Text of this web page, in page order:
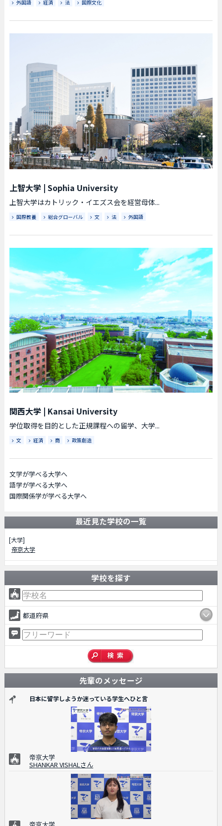
外国語 経済 法 国際文化
上智大学| Sophia University
上智大学はカトリック・イエズス会を経営母体...
国際教養 総合グローバル 文 法 外国語
関西大学| Kansai University
学位取得を目的とした正規課程への留学、大学...
文 経済 商 政策創造
文学が学べる大学へ
語学が学べる大学へ
国際関係学が学べる大学へ
最近見た学校の一覧
[大学]
帝京大学
学校を探す
都道府県
先輩のメッセージ
日本に留学しようか迷っている学生へひと言
帝京大学
SHANKAR VISHALさん